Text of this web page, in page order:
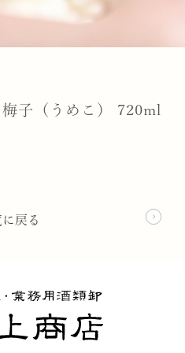
子（うめこ） 720ml
戻る